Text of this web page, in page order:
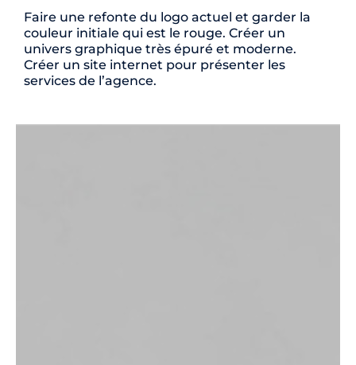
Faire une refonte du logo actuel et garder la
couleur initiale qui est le rouge. Créer un
univers graphique très épuré et moderne.
Créer un site internet pour présenter les
services de l’agence.